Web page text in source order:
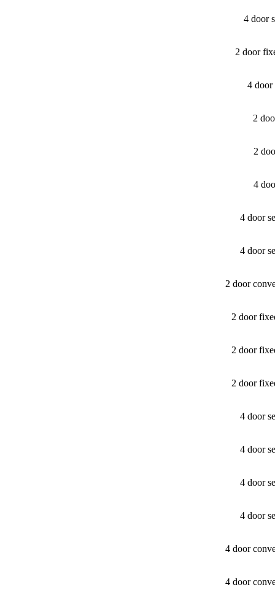
4 door
2 door
4 door
2
2
4
4 door
4 door
2 door
2 door
2 door
2 door
4 door
4 door
4 door
4 door
4 door
4 door